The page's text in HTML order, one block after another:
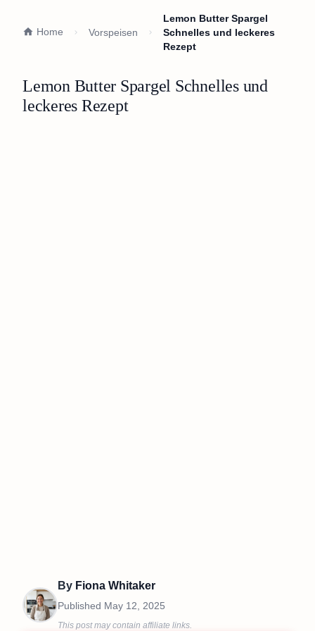
Home Vorspeisen
Lemon Butter Spargel
Schnelles und leckeres
Rezept
Lemon Butter Spargel Schnelles und
leckeres Rezept
By Fiona Whitaker
Published May 12, 2025
This post may contain affiliate links.